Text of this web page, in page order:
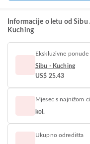
Informacije o letu od
Kuching
Ekskluzivne ponude
Sibu - Kuching
US$ 25.43
Mjesec s najnižom
kol.
Ukupno odredišta